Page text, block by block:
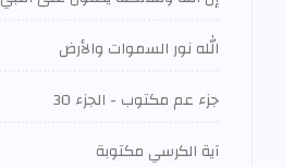
الله نور السموات والأرض
جزء عم مكتوب - الجزء 30
آية الكرسي مكتوبة